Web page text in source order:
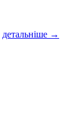
детальніше →